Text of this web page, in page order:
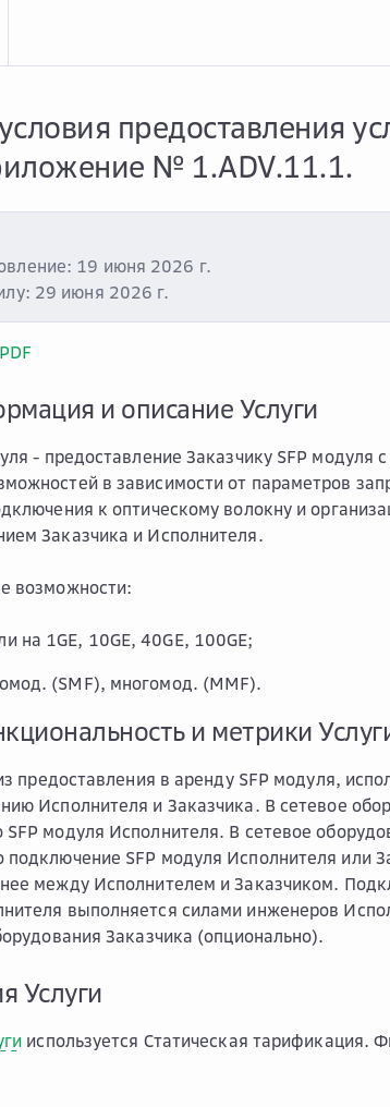
предоставления
№ 1.ADV.11.1.
19 июня 2026 г.
29 июня 2026 г.
и описание Услуги
- предоставление Заказчику SFP модуля
в зависимости от параметров
к оптическому волокну и
Заказчика и Исполнителя.
возможности:
на 1GE, 10GE, 40GE, 100GE;
(SMF), многомод. (MMF).
и метрики
предоставления в аренду SFP модуля,
Исполнителя и Заказчика. В сетевое
модуля Исполнителя. В сетевое
подключение SFP модуля Исполнителя или
между Исполнителем и Заказчиком.
выполняется силами инженеров
Заказчика (опционально).
Услуги
используется Статическая тарификация.